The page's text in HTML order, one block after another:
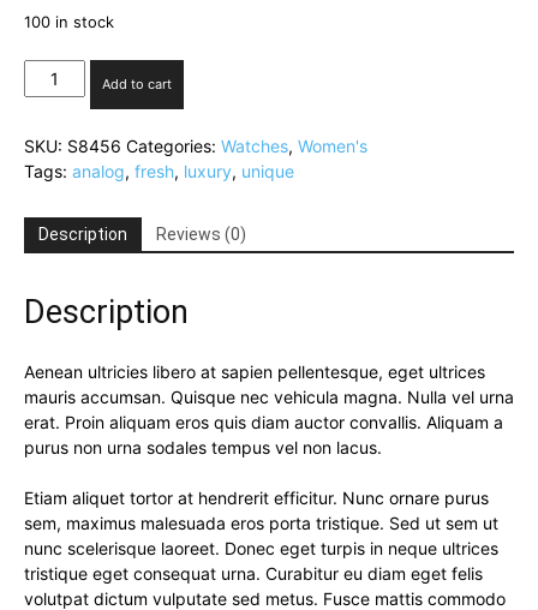
100 in stock
Platinum
Numeral
Add to cart
SKU: S8456 Categories: Watches, Women's
Tags: analog, fresh, luxury, unique
Description Reviews (0)
Description
Aenean ultricies libero at sapien pellentesque, eget ultrices
mauris accumsan. Quisque nec vehicula magna. Nulla vel urna
erat. Proin aliquam eros quis diam auctor convallis. Aliquam a
purus non urna sodales tempus vel non lacus.
Etiam aliquet tortor at hendrerit efficitur. Nunc ornare purus
sem, maximus malesuada eros porta tristique. Sed ut sem ut
nunc scelerisque laoreet. Donec eget turpis in neque ultrices
tristique eget consequat urna. Curabitur eu diam eget felis
volutpat dictum vulputate sed metus. Fusce mattis commodo